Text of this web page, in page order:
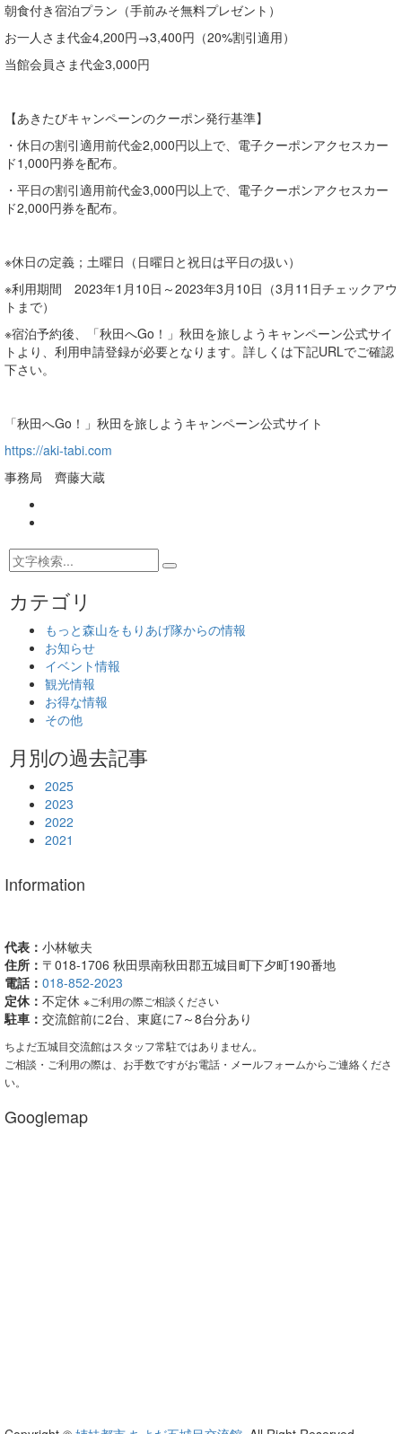
朝食付き宿泊プラン（手前みそ無料プレゼント）
お一人さま代金4,200円→3,400円（20%割引適用）
当館会員さま代金3,000円
【あきたびキャンペーンのクーポン発行基準】
・休日の割引適用前代金2,000円以上で、電子クーポンアクセスカー
ド1,000円券を配布。
・平日の割引適用前代金3,000円以上で、電子クーポンアクセスカー
ド2,000円券を配布。
※休日の定義；土曜日（日曜日と祝日は平日の扱い）
※利用期間 2023年1月10日～2023年3月10日（3月11日チェックアウ
トまで）
※宿泊予約後、「秋田へGo！」秋田を旅しようキャンペーン公式サイ
トより、利用申請登録が必要となります。詳しくは下記URLでご確認
下さい。
「秋田へGo！」秋田を旅しようキャンペーン公式サイト
https://aki-tabi.com
事務局 齊藤大蔵
カテゴリ
もっと森山をもりあげ隊からの情報
お知らせ
イベント情報
観光情報
お得な情報
その他
月別の過去記事
2025
2023
2022
2021
Information
代表： 小林敏夫
住所： 〒018-1706 秋田県南秋田郡五城目町下夕町190番地
電話： 018-852-2023
定休： 不定休 ※ご利用の際ご相談ください
駐車： 交流館前に2台、東庭に7～8台分あり
ちよだ五城目交流館はスタッフ常駐ではありません。
ご相談・ご利用の際は、お手数ですがお電話・メールフォームからご連絡くださ
い。
Googlemap